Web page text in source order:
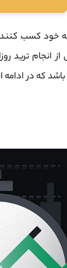
از بازار
خود کسب
از انجام ترید
که در ادامه